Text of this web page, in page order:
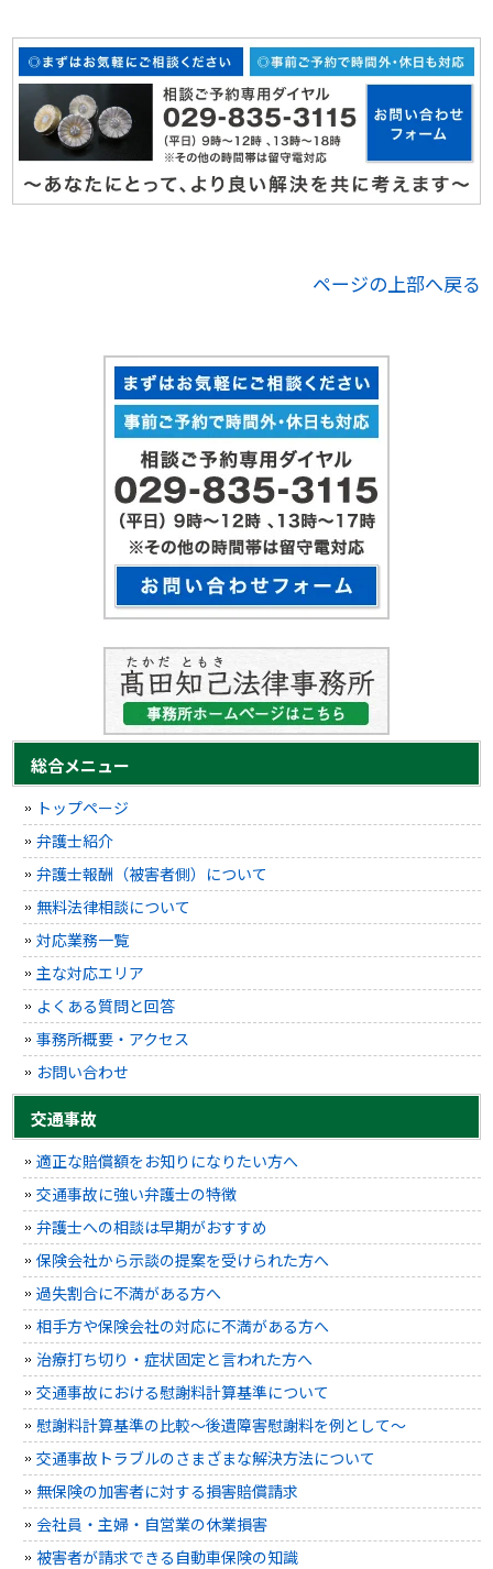
ページの上部へ戻る
総合メニュー
トップページ
弁護士紹介
弁護士報酬（被害者側）について
無料法律相談について
対応業務一覧
主な対応エリア
よくある質問と回答
事務所概要・アクセス
お問い合わせ
交通事故
適正な賠償額をお知りになりたい方へ
交通事故に強い弁護士の特徴
弁護士への相談は早期がおすすめ
保険会社から示談の提案を受けられた方へ
過失割合に不満がある方へ
相手方や保険会社の対応に不満がある方へ
治療打ち切り・症状固定と言われた方へ
交通事故における慰謝料計算基準について
慰謝料計算基準の比較～後遺障害慰謝料を例として～
交通事故トラブルのさまざまな解決方法について
無保険の加害者に対する損害賠償請求
会社員・主婦・自営業の休業損害
被害者が請求できる自動車保険の知識